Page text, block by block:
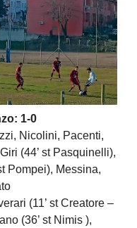
1-0
Nicolini, Pacenti,
(44’ st Pasquinelli),
Pompei), Messina,
(11’ st Creatore –
(36’ st Nimis ),